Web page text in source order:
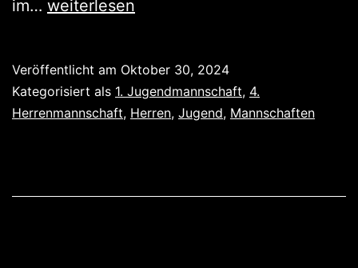
im… Gegen
gegen
Grenzau
weiterlesen
Veröffentlicht am Oktober 30, 2024
Kategorisiert als 1. Jugendmannschaft, 4.
Herrenmannschaft, Herren, Jugend, Mannschaften